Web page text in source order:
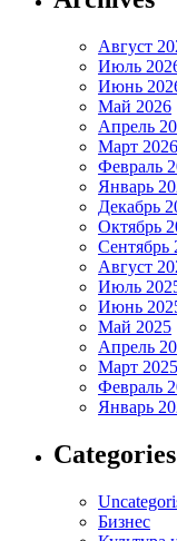
Август
Июль
Июнь
Май 2026
Апрель
Март 2026
Февраль
Январь
Декабрь
Октябрь
Сентябрь
Август
Июль
Июнь
Май 2025
Апрель
Март 2025
Февраль
Январь
Categories
Бизнес